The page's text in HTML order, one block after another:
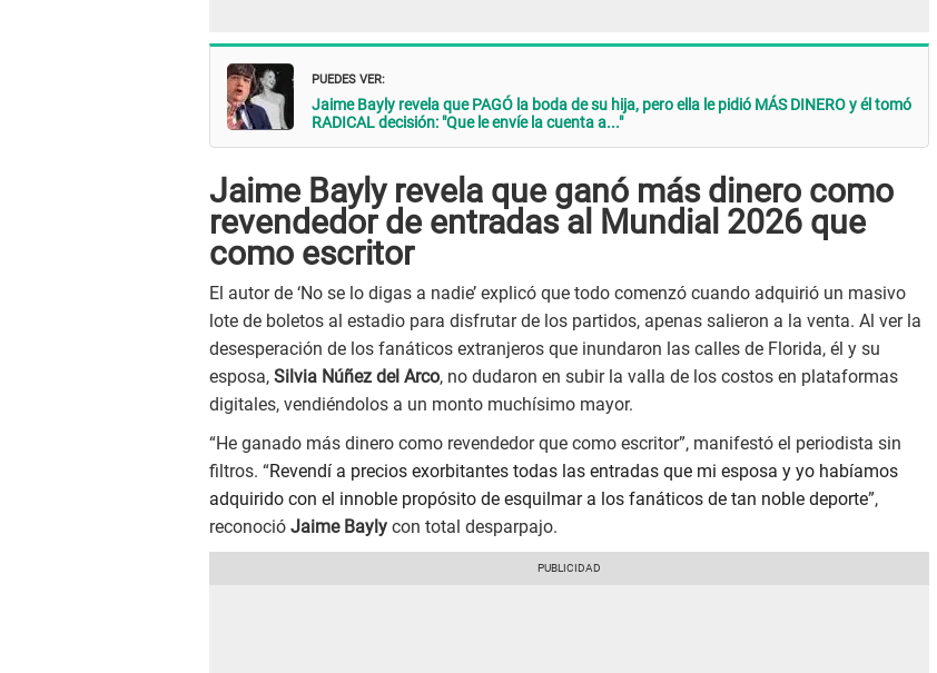
PUEDES VER:
Jaime Bayly revela que PAGÓ la boda de su hija, pero ella le pidió MÁS DINERO y él tomó
RADICAL decisión: "Que le envíe la cuenta a..."
Jaime Bayly revela que ganó más dinero como
revendedor de entradas al Mundial 2026 que
como escritor
El autor de ‘No se lo digas a nadie’ explicó que todo comenzó cuando adquirió un masivo
lote de boletos al estadio para disfrutar de los partidos, apenas salieron a la venta. Al ver la
desesperación de los fanáticos extranjeros que inundaron las calles de Florida, él y su
esposa, Silvia Núñez del Arco, no dudaron en subir la valla de los costos en plataformas
digitales, vendiéndolos a un monto muchísimo mayor.
“He ganado más dinero como revendedor que como escritor”, manifestó el periodista sin
filtros. “Revendí a precios exorbitantes todas las entradas que mi esposa y yo habíamos
adquirido con el innoble propósito de esquilmar a los fanáticos de tan noble deporte”,
reconoció Jaime Bayly con total desparpajo.